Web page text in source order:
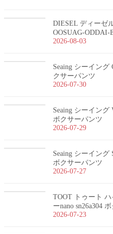
DIESEL ディーゼ
OOSUAG-ODDAI-
2026-08-03
Seaing シーイング
クサーパンツ
2026-07-30
Seaing シーイング
ボクサーパンツ
2026-07-29
Seaing シーイング
ボクサーパンツ
2026-07-27
TOOT トゥート
ーnano sn26a304
2026-07-23